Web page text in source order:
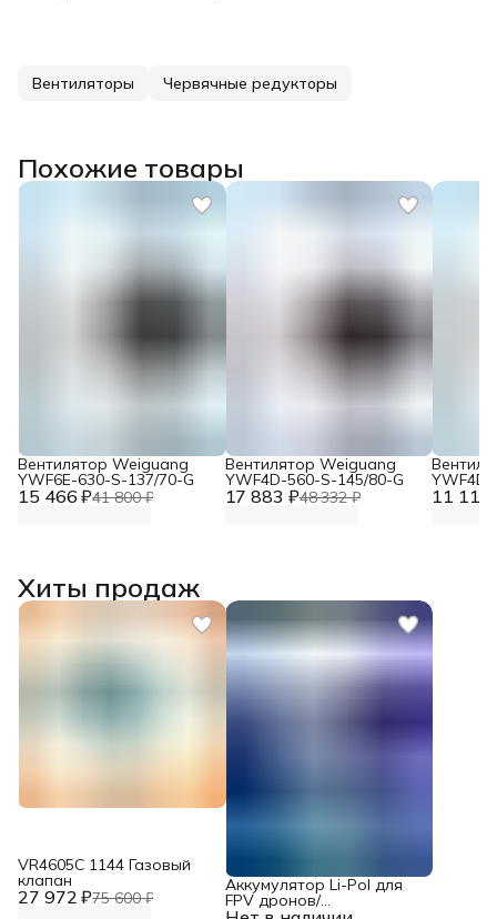
Вентиляторы Червячные редукторы
Похожие товары
15 466 ₽41 800 ₽
Вентилятор Weiguang
YWF6E-630-S-137/70-G
17 883 ₽48 332 ₽
Вентилятор Weiguang
YWF4D-560-S-145/80-G
11 117
Хиты продаж
27 972 ₽75 600 ₽
VR4605С 1144 Газовый
клапан Аккумулятор Li-Pol для
FPV дронов/